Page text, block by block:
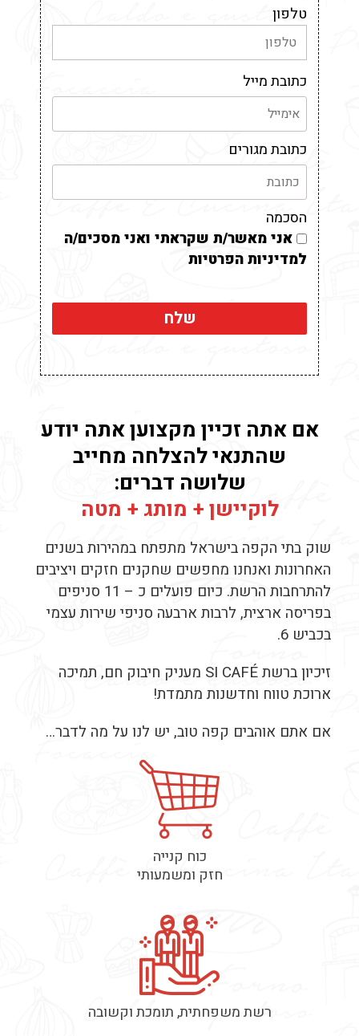
טלפון
כתובת מייל
כתובת מגורים
הסכמה
אני מאשר/ת שקראתי ואני מסכים/ה
למדיניות הפרטיות
אם אתה זכיין מקצוען אתה יודע
שהתנאי להצלחה מחייב
שלושה דברים:
לוקיישן + מותג + מטה
שוק בתי הקפה בישראל מתפתח במהירות בשנים
האחרונות ואנחנו מחפשים שחקנים חזקים ויציבים
להתרחבות הרשת. כיום פועלים כ – 11 סניפים
בפריסה ארצית, לרבות ארבעה סניפי שירות עצמי
בכביש 6.
זיכיון ברשת SI CAFÉ מעניק חיבוק חם, תמיכה
ארוכת טווח וחדשנות מתמדת!
אם אתם אוהבים קפה טוב, יש לנו על מה לדבר…
כוח קנייה
חזק ומשמעותי
רשת משפחתית, תומכת וקשובה